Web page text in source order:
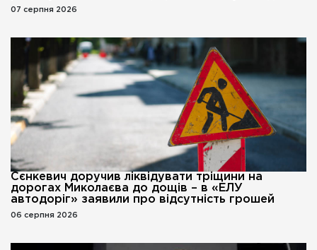
07 серпня 2026
Сєнкевич доручив ліквідувати тріщини на
дорогах Миколаєва до дощів – в «ЕЛУ
автодоріг» заявили про відсутність грошей
06 серпня 2026